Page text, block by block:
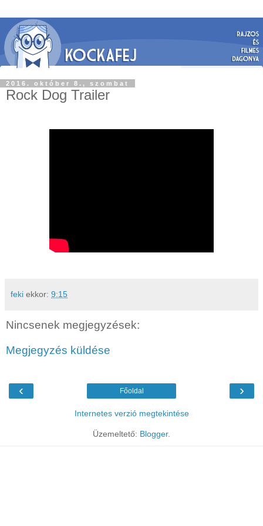
2016. október 8., szombat
Rock Dog Trailer
feki ekkor: 9:15
Nincsenek megjegyzések:
Megjegyzés küldése
‹ ›
Főoldal
Internetes verzió megtekintése
Üzemeltető: Blogger.